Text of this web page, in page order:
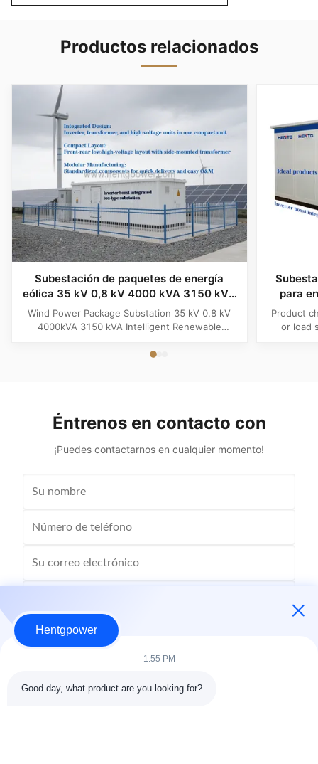
Productos relacionados
Subestación de paquetes de energía
eólica 35 kV 0,8 kV 4000 kVA 3150 kVA
Estación transformadora inteligente
conectada a la red de energía renovable
Wind Power Package Substation 35 kV 0.8 kV
4000kVA 3150 kVA Intelligent Renewable
Product Overview The Intelligent Wind Power &
para
50/
Product
or load
Éntrenos en contacto con
¡Puedes contactarnos en cualquier momento!
Hentgpower
1:55 PM
Good day, what product are you looking for?